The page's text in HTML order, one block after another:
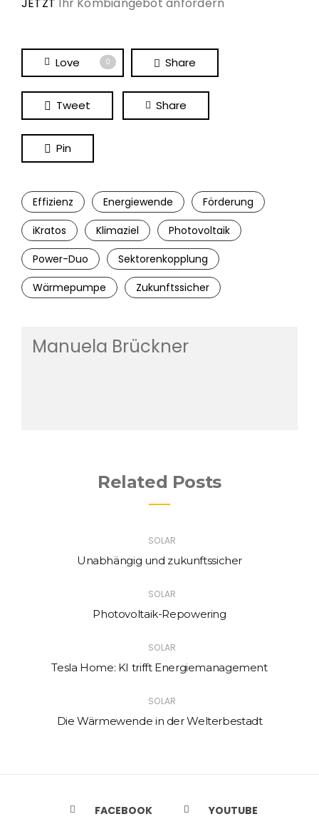
JETZT Ihr Kombiangebot anfordern
Love 0 Share
Tweet Share
Pin
Effizienz Energiewende
Förderung
iKratos
Klimaziel
Photovoltaik
Power-Duo
Sektorenkopplung
Wärmepumpe
Zukunftssicher
Manuela Brückner
Related Posts
SOLAR
Unabhängig und zukunftssicher
SOLAR
Photovoltaik-Repowering
SOLAR
Tesla Home: KI trifft Energiemanagement
SOLAR
Die Wärmewende in der Welterbestadt
FACEBOOK YOUTUBE